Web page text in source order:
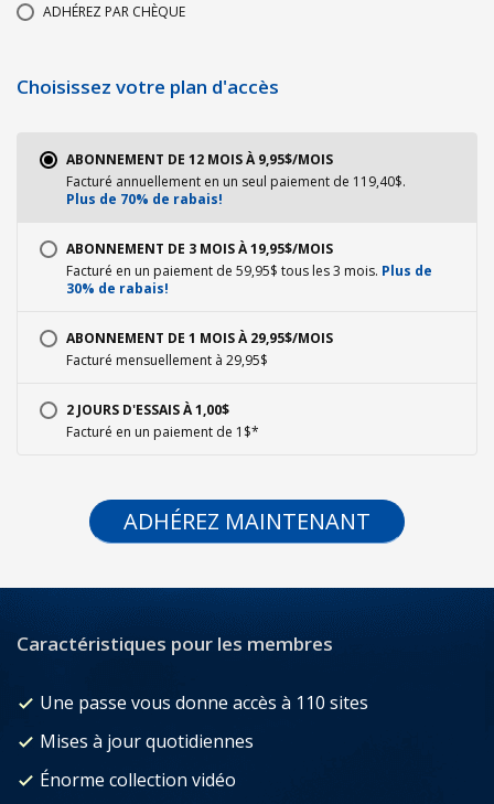
ADHÉREZ PAR CHÈQUE
Choisissez votre plan d'accès
ABONNEMENT DE 12 MOIS À 9,95$/MOIS
Facturé annuellement en un seul paiement de 119,40$.
Plus de 70% de rabais!
ABONNEMENT DE 3 MOIS À 19,95$/MOIS
Facturé en un paiement de 59,95$ tous les 3 mois. Plus de
30% de rabais!
ABONNEMENT DE 1 MOIS À 29,95$/MOIS
Facturé mensuellement à 29,95$
2 JOURS D'ESSAIS À 1,00$
Facturé en un paiement de 1$*
ADHÉREZ MAINTENANT
Caractéristiques pour les membres
Une passe vous donne accès à 110 sites
Mises à jour quotidiennes
Énorme collection vidéo